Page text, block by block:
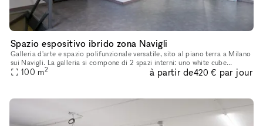
Spazio espositivo ibrido zona Navigli
Galleria d'arte e spazio polifunzionale versatile, sito al piano terra a Milano
sui Navigli. La galleria si compone di 2 spazi interni: uno white cube
asettico, l'altro più underground-industrial e c
100 m2 à partir de420 € par jour